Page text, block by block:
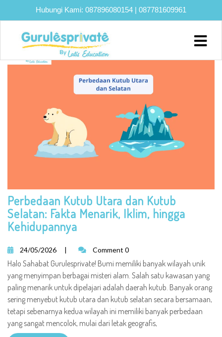
Hubungi Kami: 087896080154 | 087781609961
Home
TAG:MATA PELAJARAN IPA
Perbedaan Kutub Utara dan Kutub
Selatan: Fakta Menarik, Iklim, hingga
Kehidupannya
24/05/2026 | Comment 0
Halo Sahabat Gurulesprivate! Bumi memiliki banyak wilayah unik
yang menyimpan berbagai misteri alam. Salah satu kawasan yang
paling menarik untuk dipelajari adalah daerah kutub. Banyak orang
sering menyebut kutub utara dan kutub selatan secara bersamaan,
tetapi sebenarnya kedua wilayah ini memiliki banyak perbedaan
yang sangat mencolok, mulai dari letak geografis,